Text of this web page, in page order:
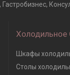
Гастробизнес,
Холодильное
Шкафы
Столы